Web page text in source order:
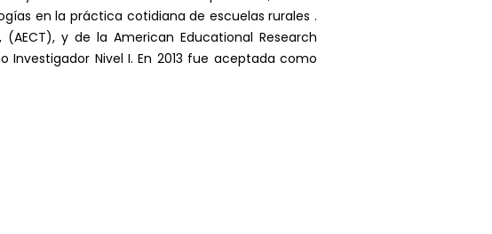
en la práctica cotidiana de escuelas rurales .
y de la American Educational Research
Investigador Nivel I. En 2013 fue aceptada como